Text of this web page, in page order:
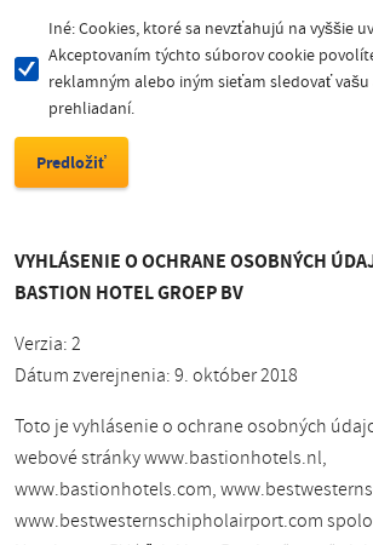
Iné: Cookies, ktoré sa nevzťahujú na vyššie
Akceptovaním týchto súborov cookie
reklamným alebo iným sieťam sledovať
prehliadaní.
VYHLÁSENIE O OCHRANE OSOBNÝCH
BASTION HOTEL GROEP BV
Verzia: 2
Dátum zverejnenia: 9. október 2018
Toto je vyhlásenie o ochrane osobných
webové stránky www.bastionhotels.nl,
www.bastionhotels.com,
www.bestwesternschipholairport.com